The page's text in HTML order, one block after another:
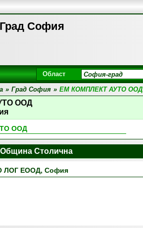
София
Област
» Град София » ЕМ КОМПЛЕКТ АУТО ООД
ООД
ООД
Столична
ЛОГ ЕООД, София